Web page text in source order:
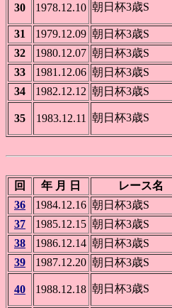
30 1978.12.10 朝日杯3歳S
31 1979.12.09 朝日杯3歳S
32
1980.12.07 朝日杯3歳S
33
1981.12.06 朝日杯3歳S
34
1982.12.12 朝日杯3歳S
35 1983.12.11 朝日杯3歳S
回 年 月 日 レース名
36
1984.12.16 朝日杯3歳S
37
1985.12.15 朝日杯3歳S
38
1986.12.14 朝日杯3歳S
39
1987.12.20 朝日杯3歳S
40 1988.12.18 朝日杯3歳S